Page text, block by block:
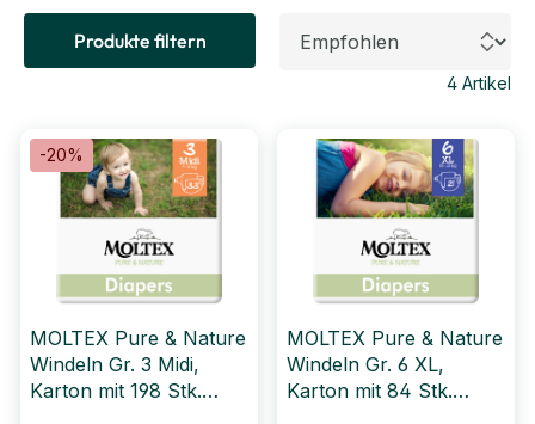
Produkte filtern
4 Artikel
-20%
MOLTEX Pure & Nature
Windeln Gr. 3 Midi,
Karton mit 198 Stk.
MOLTEX Pure & Nature
Windeln Gr. 6 XL,
Karton mit 84 Stk.